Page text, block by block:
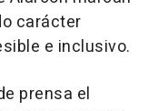
carácter
e inclusivo.
prensa el